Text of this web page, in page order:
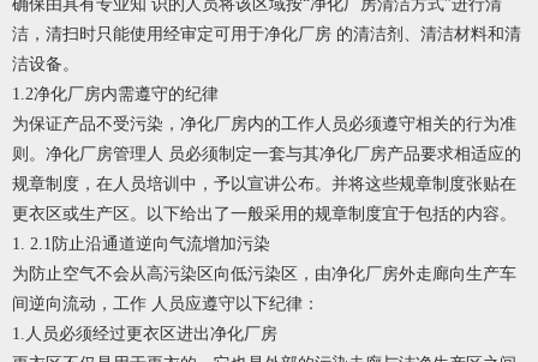
确保由具有专业知 识的人员将该区域按“净化厂房清洁方式”进行清
洁，清扫时只能使用经审定可用于净化厂房 的清洁剂、清洁材料和清
洁设备。
1.2净化厂房内需遵守的纪律
为保证产品不受污染，净化厂房内的工作人员必须遵守相关的行为准
则。净化厂房管理人 员必须制定一套与其净化厂房产品要求相适应的
规章制度，在人员培训中，予以宣讲公布。并将这些规章制度张贴在
更衣区或生产区。以下给出了一般采用的规章制度宜于包括的内容。
1. 2.1防止沿通道逆向气流增加污染
为防止空气不会从高污染区向低污染区，由净化厂房外走廊向生产车
间逆向流动，工作 人员应遵守以下纪律：
1.人员必须经过更衣区进出净化厂房